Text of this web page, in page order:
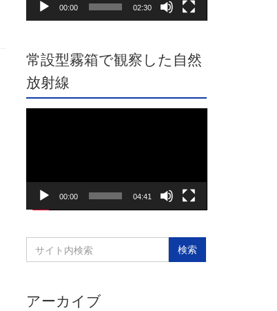
ー
00:00 02:30
常設型霧箱で観察した自然
放射線
ー
ー
00:00 04:41
アーカイブ